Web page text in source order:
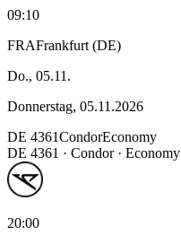
09:10
FRAFrankfurt (DE)
Do., 05.11.
Donnerstag, 05.11.2026
DE 4361CondorEconomy
DE 4361 · Condor· Economy
20:00